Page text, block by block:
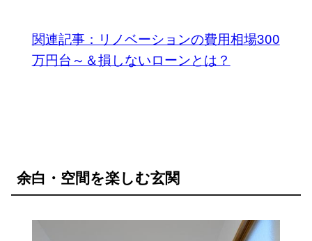
関連記事：リノベーションの費用相場300
万円台～＆損しないローンとは？
余白・空間を楽しむ玄関